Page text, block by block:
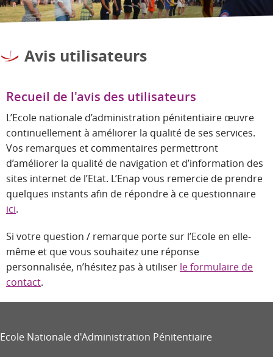
Avis utilisateurs
Recueil de l'avis des utilisateurs
L’Ecole nationale d’administration pénitentiaire œuvre
continuellement à améliorer la qualité de ses services.
Vos remarques et commentaires permettront
d’améliorer la qualité de navigation et d’information des
sites internet de l’Etat. L’Enap vous remercie de prendre
quelques instants afin de répondre à ce questionnaire
ici.
Si votre question / remarque porte sur l’Ecole en elle-
même et que vous souhaitez une réponse
personnalisée, n’hésitez pas à utiliser le formulaire de
contact.
Ecole Nationale d'Administration Pénitentiaire